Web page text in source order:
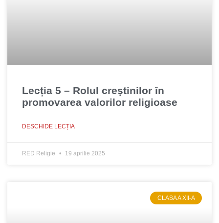
Lecția 5 – Rolul creştinilor în
promovarea valorilor religioase
DESCHIDE LECȚIA
RED Religie 19 aprilie 2025
CLASA A XII-A